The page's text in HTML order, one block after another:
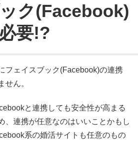
ク(Facebook)
要!?
フェイスブック(Facebook)の連携
せん。
と連携しても安全性が高まる
、連携が任意なのはいいことかもし
系の婚活サイトも任意のもの